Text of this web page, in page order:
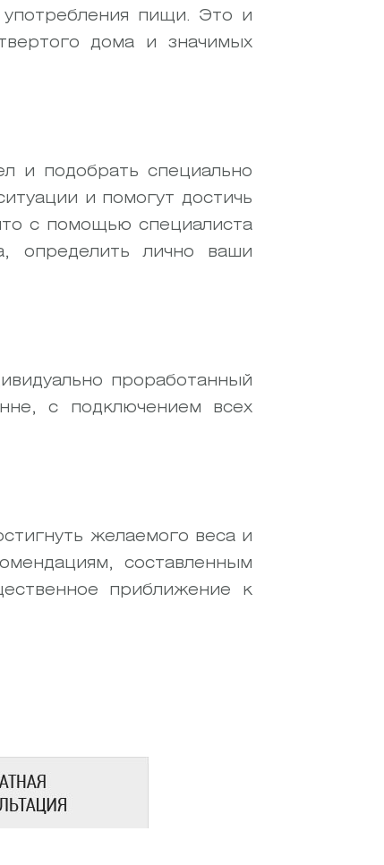
пищи. Это и
дома и значимых
и подобрать специально
и помогут достичь
с помощью специалиста
определить лично ваши
проработанный
с подключением всех
желаемого веса и
составленным
приближение к